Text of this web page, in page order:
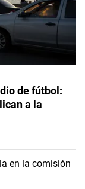
de fútbol:
a la